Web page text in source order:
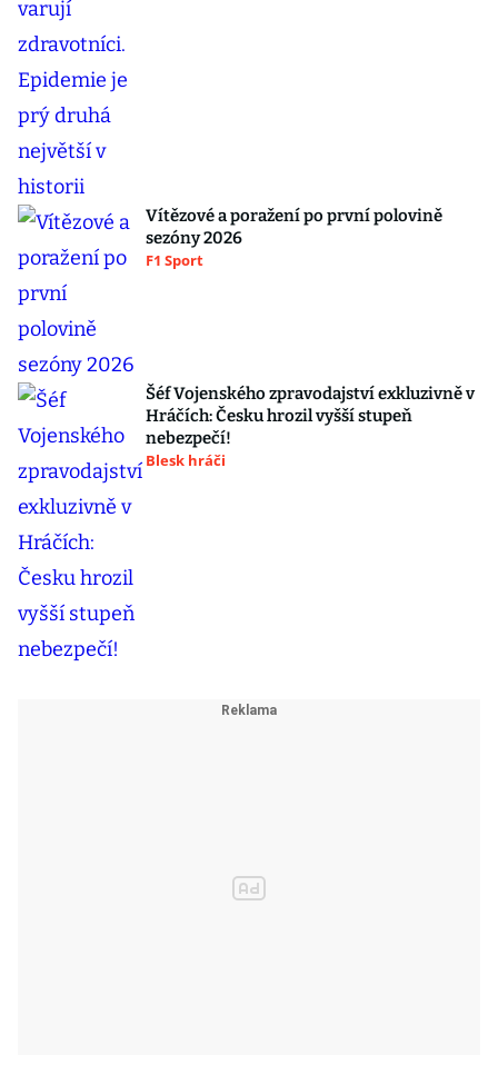
Vítězové a poražení po první polovině
sezóny 2026
F1 Sport
Šéf Vojenského zpravodajství exkluzivně v
Hráčích: Česku hrozil vyšší stupeň
nebezpečí!
Blesk hráči